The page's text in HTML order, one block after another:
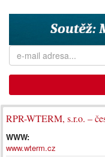
RPR-WTERM, s.r.o. –
WWW:
www.wterm.cz